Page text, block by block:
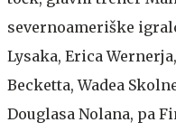
severnoameriške
Lysaka, Erica
Becketta, Wadea
Douglasa Nolana, pa